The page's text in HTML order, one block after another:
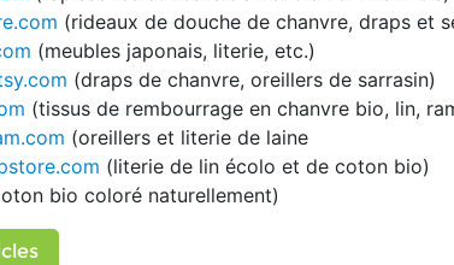
(rideaux de douche de chanvre, draps et
(meubles japonais, literie, etc.)
(draps de chanvre, oreillers de sarrasin)
(tissus de rembourrage en chanvre bio, lin,
(oreillers et literie de laine
(literie de lin écolo et de coton bio)
bio coloré naturellement)